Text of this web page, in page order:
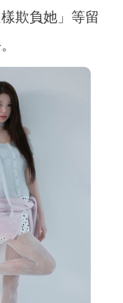
欺負她」等留